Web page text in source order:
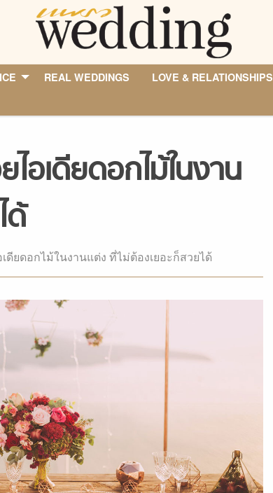
REAL WEDDINGS LOVE & RELATIONSHIPS
อเดียดอกไม้ในงาน
ด้
ดียดอกไม้ในงานแต่ง ที่ไม่ต้องเยอะก็สวยได้